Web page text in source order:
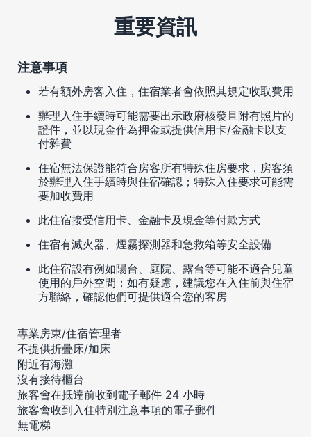
重要資訊
注意事項
若有額外房客入住，住宿業者會依照其規定收取費用
辦理入住手續時可能需要出示政府核發且附有照片的
證件，並以現金作為押金或提供信用卡/金融卡以支
付雜費
住宿無法保證能符合房客所有特殊住房要求，房客須
於辦理入住手續時與住宿確認；特殊入住要求可能需
要加收費用
此住宿接受信用卡、金融卡及現金等付款方式
住宿有滅火器、煙霧探測器和急救箱等安全設備
此住宿設有例如陽台、庭院、露台等可能不適合兒童
使用的戶外空間；如有疑慮，建議您在入住前與住宿
方聯絡，確認他們可提供適合您的客房
專業房東/住宿管理者
不提供折疊床/加床
附近有海灘
沒有接待櫃台
旅客會在抵達前收到電子郵件 24 小時
旅客會收到入住特別注意事項的電子郵件
無電梯